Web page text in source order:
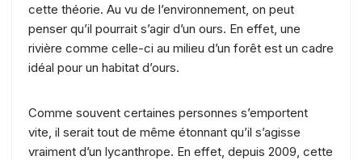
cette théorie. Au vu de l’environnement, on peut
penser qu’il pourrait s’agir d’un ours. En effet, une
rivière comme celle-ci au milieu d’un forêt est un cadre
idéal pour un habitat d’ours.
Comme souvent certaines personnes s’emportent
vite, il serait tout de même étonnant qu’il s’agisse
vraiment d’un lycanthrope. En effet, depuis 2009, cette